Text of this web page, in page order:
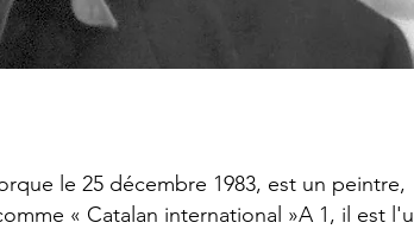
le 25 décembre 1983, est un peintre,
« Catalan international »A 1, il est